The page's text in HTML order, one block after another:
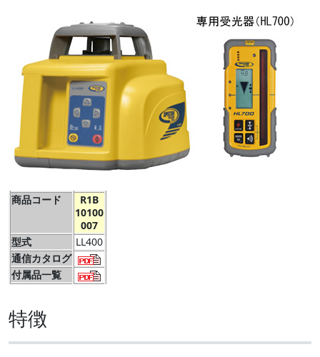
商品コード
R1B
10100
007
型式
LL400
通信カタログ
付属品一覧
特徴